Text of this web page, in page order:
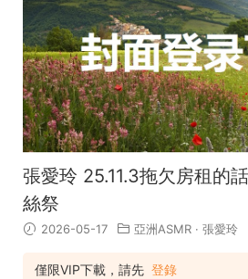
張愛玲 25.11.3拖欠房租的
絲祭
2026-05-17 亞洲ASMR · 張愛玲
僅限VIP下載，請先 登錄